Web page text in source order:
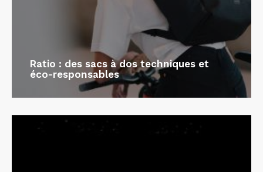
Ratio : des sacs à dos techniques et
éco-responsables